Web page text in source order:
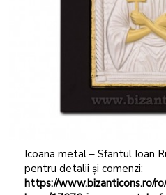
Icoana metal – Sfantul Ioan
pentru detalii și comenzi:
https://www.bizanticons.ro/